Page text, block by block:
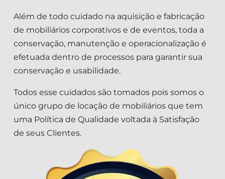
Além de todo cuidado na aquisição e fabricação
de mobiliários corporativos e de eventos, toda a
conservação, manutenção e operacionalização é
efetuada dentro de processos para garantir sua
conservação e usabilidade.
Todos esse cuidados são tomados pois somos o
único grupo de locação de mobiliários que tem
uma Política de Qualidade voltada à Satisfação
de seus Clientes.